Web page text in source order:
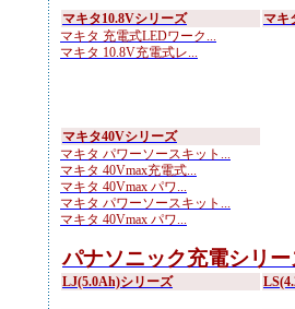
マキタ10.8Vシリーズ
マキタ 充電式LEDワーク...
マキタ 10.8V充電式レ...
マキ
マキタ40Vシリーズ
マキタ パワーソースキット...
マキタ 40Vmax充電式...
マキタ 40Vmax パワ...
マキタ パワーソースキット...
マキタ 40Vmax パワ...
パナソニック充電シリー
LJ(5.0Ah)シリーズ